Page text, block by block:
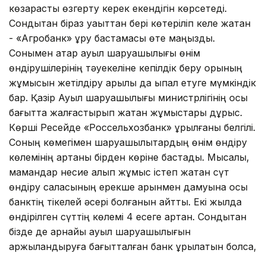
көзқарасты өзгерту керек екендігін көрсетеді.
Сондықтан біраз уақыттан бері көтеріліп келе жатқан
- «Агробанк» құру бастамасы өте маңызды.
Сонымен қатар ауыл шаруашылығы өнім
өндірушілерінің тәуекеліне кепілдік беру қорының
жұмысын жетілдіру арқылы да ықпал етуге мүмкіндік
бар. Қазір Ауыл шаруашылығы министрлігінің осы
бағытта жалғастырып жатқан жұмыстары дұрыс.
Көрші Ресейде «Россельхозбанк» құрылғаны белгілі.
Соның көмегімен шаруашылықтардың өнім өндіру
көлемінің артқаны бірден көріне бастады. Мысалы,
мамандар несие алып жұмыс істеп жатқан сүт
өндіру саласының ерекше қарқынмен дамуына осы
банктің тікелей әсері болғанын айтты. Екі жылда
өндірілген сүттің көлемі 4 есеге артқан. Сондықтан
бізде де арнайы ауыл шаруашылығын
қаржыландыруға бағытталған банк құрылатын болса,